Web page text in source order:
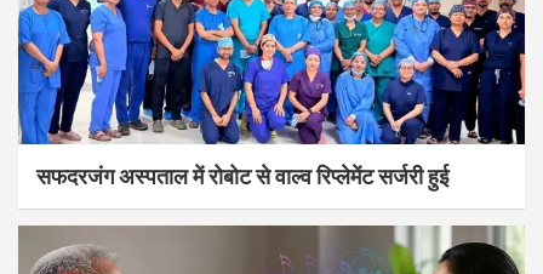
सफदरजंग अस्पताल में रोबोट से वाल्व रिप्लेमेंट सर्जरी हुई